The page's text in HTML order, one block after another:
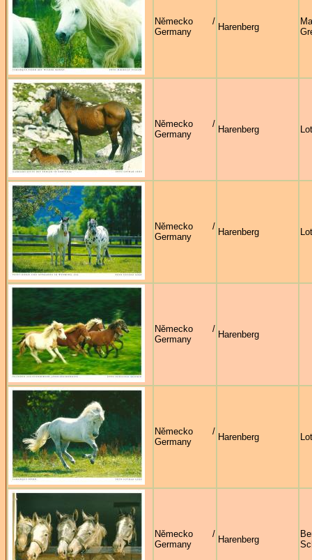
Německo /
Germany
Harenberg
Německo /
Germany
Harenberg
Německo /
Germany
Harenberg
Německo /
Germany
Harenberg
Německo /
Germany
Harenberg
Německo /
Germany
Harenberg